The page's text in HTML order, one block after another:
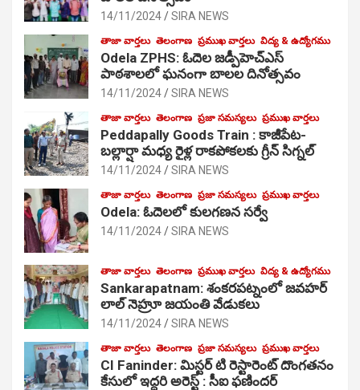
14/11/2024 SIRA NEWS
తాజా వార్తలు తెలంగాణ ప్రముఖ వార్తలు విద్య & ఉద్యోగము
Odela ZPHS: ఓదెల జ‌డ్పీహెచ్ఎస్
పాఠ‌శాల‌లో ఘనంగా బాలల దినోత్సవం
14/11/2024 SIRA NEWS
తాజా వార్తలు తెలంగాణ ప్రజా సమస్యలు ప్రముఖ వార్తలు
Peddapally Goods Train : కాజీపేట-
బల్లార్షా మధ్య రైళ్ల రాకపోకలకు గ్రీన్ సిగ్నల్
14/11/2024 SIRA NEWS
తాజా వార్తలు తెలంగాణ ప్రజా సమస్యలు ప్రముఖ వార్తలు
Odela: ఓదెలలో కులగణన సర్వే
14/11/2024 SIRA NEWS
తాజా వార్తలు తెలంగాణ ప్రముఖ వార్తలు విద్య & ఉద్యోగము
Sankarapatnam: శంకరపట్నంలో జవహర్
లాల్ నెహ్రూ జయంతి వేడుకలు
14/11/2024 SIRA NEWS
తాజా వార్తలు తెలంగాణ ప్రజా సమస్యలు ప్రముఖ వార్తలు
CI Faninder: మిస్టర్ టి రెస్టారెంట్ దొంగతనం
కేసులో ఇద్దరి అరెస్ట్ : సీఐ ఫణిందర్